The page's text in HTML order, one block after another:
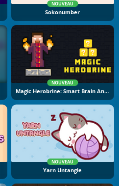
NOUVEAU
Sokonumber
NOUVEAU
Magic Herobrine: Smart Brain And Puzzle Quest
NOUVEAU
Yarn Untangle